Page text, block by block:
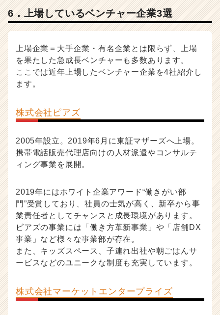
6．上場しているベンチャー企業3選
上場企業＝大手企業・有名企業とは限らず、上場
を果たした急成長ベンチャーも多数あります。
ここでは近年上場したベンチャー企業を4社紹介し
ます。
株式会社ピアズ
2005年設立。2019年6月に東証マザーズへ上場。
携帯電話販売代理店向けの人材派遣やコンサルテ
ィング事業を展開。
2019年にはホワイト企業アワード“働きがい部
門”受賞しており、社員の士気が高く、新卒から事
業責任者としてチャンスと成長環境があります。
ピアズの事業には「働き方革新事業」や「店舗DX
事業」など様々な事業部が存在。
また、キッズスペース、子連れ出社や朝ごはんサ
ービスなどのユニークな制度も充実しています。
株式会社マーケットエンタープライズ